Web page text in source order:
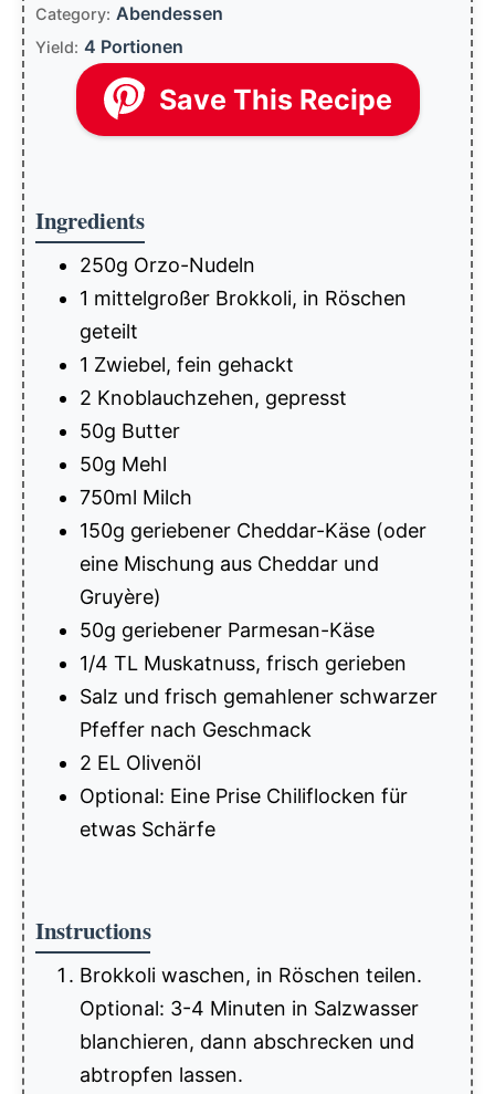
Category: Abendessen
Yield: 4 Portionen
Save This Recipe
Ingredients
250g Orzo-Nudeln
1 mittelgroßer Brokkoli, in Röschen
geteilt
1 Zwiebel, fein gehackt
2 Knoblauchzehen, gepresst
50g Butter
50g Mehl
750ml Milch
150g geriebener Cheddar-Käse (oder
eine Mischung aus Cheddar und
Gruyère)
50g geriebener Parmesan-Käse
1/4 TL Muskatnuss, frisch gerieben
Salz und frisch gemahlener schwarzer
Pfeffer nach Geschmack
2 EL Olivenöl
Optional: Eine Prise Chiliflocken für
etwas Schärfe
Instructions
Brokkoli waschen, in Röschen teilen.
Optional: 3-4 Minuten in Salzwasser
blanchieren, dann abschrecken und
abtropfen lassen.